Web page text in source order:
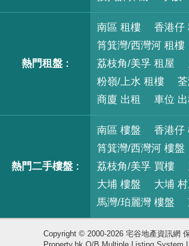
熱門租盤 :
南區 租樓 香港仔
筲箕灣/西灣河 租樓
荔枝角/美孚 租屋
粉嶺/上水 租樓
商廈 出租
車位 出
熱門二手樓盤 :
南區 樓盤 香港仔
筲箕灣/西灣河 樓盤
荔枝角/美孚 買樓
大埔 樓盤
大埔
馬灣/珀麗灣 樓盤
Copyright © 2000-2026 宅谷地產資訊網